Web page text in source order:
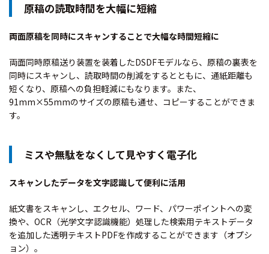
原稿の読取時間を大幅に短縮
両面原稿を同時にスキャンすることで大幅な時間短縮に
両面同時原稿送り装置を装着したDSDFモデルなら、原稿の裏表を
同時にスキャンし、読取時間の削減をするとともに、通紙距離も
短くなり、原稿への負担軽減にもなります。また、
91mm×55mmのサイズの原稿も通せ、コピーすることができま
す。
ミスや無駄をなくして見やすく電子化
スキャンしたデータを文字認識して便利に活用
紙文書をスキャンし、エクセル、ワード、パワーポイントへの変
換や、OCR（光学文字認識機能）処理した検索用テキストデータ
を追加した透明テキストPDFを作成することができます（オプシ
ョン）。